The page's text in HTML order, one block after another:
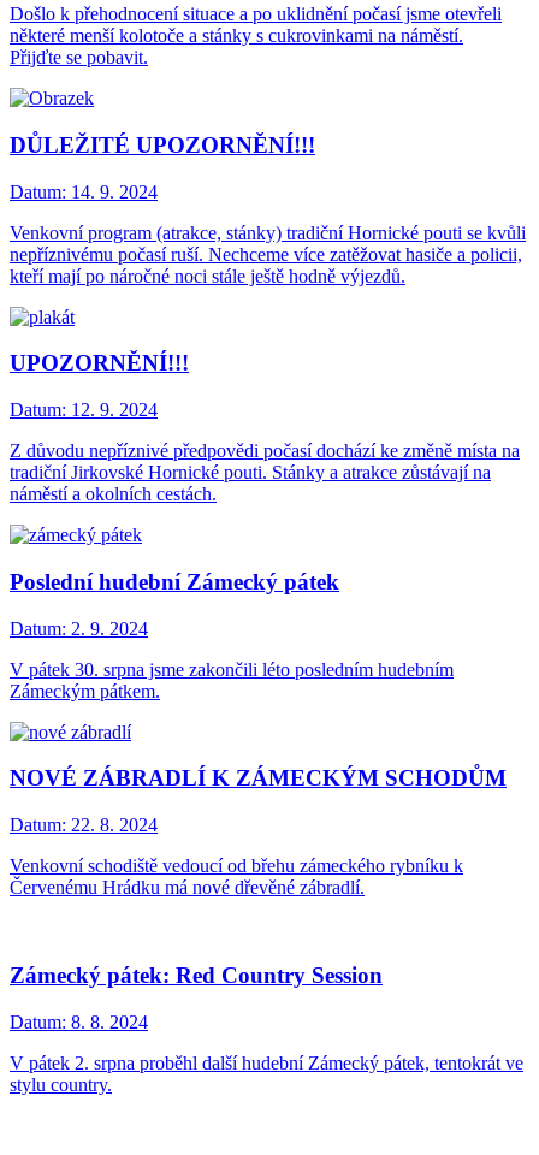
Došlo k přehodnocení situace a po uklidnění počasí jsme otevřeli
některé menší kolotoče a stánky s cukrovinkami na náměstí.
Přijďte se pobavit.
DŮLEŽITÉ UPOZORNĚNÍ!!!
Datum: 14. 9. 2024
Venkovní program (atrakce, stánky) tradiční Hornické pouti se kvůli
nepříznivému počasí ruší. Nechceme více zatěžovat hasiče a policii,
kteří mají po náročné noci stále ještě hodně výjezdů.
UPOZORNĚNÍ!!!
Datum: 12. 9. 2024
Z důvodu nepříznivé předpovědi počasí dochází ke změně místa na
tradiční Jirkovské Hornické pouti. Stánky a atrakce zůstávají na
náměstí a okolních cestách.
Poslední hudební Zámecký pátek
Datum: 2. 9. 2024
V pátek 30. srpna jsme zakončili léto posledním hudebním
Zámeckým pátkem.
NOVÉ ZÁBRADLÍ K ZÁMECKÝM SCHODŮM
Datum: 22. 8. 2024
Venkovní schodiště vedoucí od břehu zámeckého rybníku k
Červenému Hrádku má nové dřevěné zábradlí.
Zámecký pátek: Red Country Session
Datum: 8. 8. 2024
V pátek 2. srpna proběhl další hudební Zámecký pátek, tentokrát ve
stylu country.